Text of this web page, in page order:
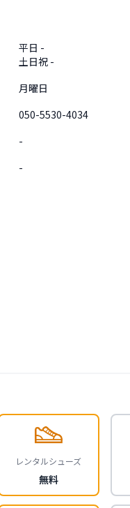
平日 -
土日祝 -
月曜日
050-5530-4034
-
-
レンタルシューズ
無料